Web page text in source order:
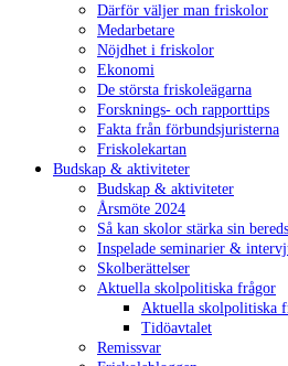
Därför väljer man friskolor
Medarbetare
Nöjdhet i friskolor
Ekonomi
De största friskoleägarna
Forsknings- och rapporttips
Fakta från förbundsjuristerna
Friskolekartan
Budskap & aktiviteter
Budskap & aktiviteter
Årsmöte 2024
Så kan skolor stärka sin
Inspelade seminarier &
Skolberättelser
Aktuella skolpolitiska frågor
Aktuella skolpolitiska
Tidöavtalet
Remissvar